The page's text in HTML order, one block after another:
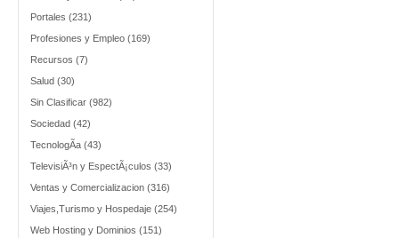
Portales (231)
Profesiones y Empleo (169)
Recursos (7)
Salud (30)
Sin Clasificar (982)
Sociedad (42)
TecnologÃ­a (43)
TelevisiÃ³n y EspectÃ¡culos (33)
Ventas y Comercializacion (316)
Viajes,Turismo y Hospedaje (254)
Web Hosting y Dominios (151)